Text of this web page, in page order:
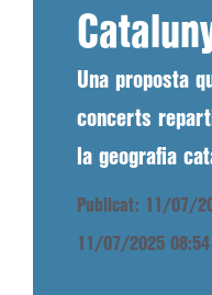
Una proposta
concerts
la geografia
Publicat: 11/07/
11/07/2025 08:54